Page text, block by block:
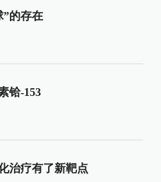
”的存在
铪-153
治疗有了新靶点